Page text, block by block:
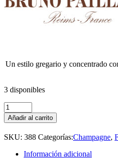
Un estilo gregario y concentrado
3 disponibles
Bruno
Paillard
Cuvee
72
cantidad
Añadir al carrito
SKU: 388 Categorías:Champagne,
Información adicional